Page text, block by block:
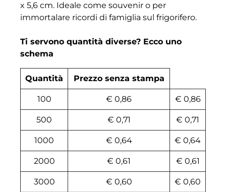
x 5,6 cm. Ideale come souvenir o per
immortalare ricordi di famiglia sul frigorifero.
Ti servono quantità diverse? Ecco uno
schema
Quantità Prezzo senza stampa
100 € 0,86 € 0,86
500 € 0,71 € 0,71
1000 € 0,64 € 0,64
2000 € 0,61 € 0,61
3000 € 0,60 € 0,60